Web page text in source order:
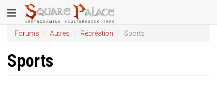
au
contenu
principal
Toggle
navigation
Forums Autres Récréation Sports
Sports